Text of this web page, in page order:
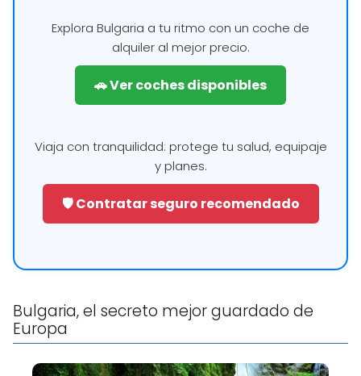
Explora Bulgaria a tu ritmo con un coche de
alquiler al mejor precio.
🚗 Ver coches disponibles
Viaja con tranquilidad: protege tu salud, equipaje
y planes.
🛡️ Contratar seguro recomendado
Bulgaria, el secreto mejor guardado de
Europa